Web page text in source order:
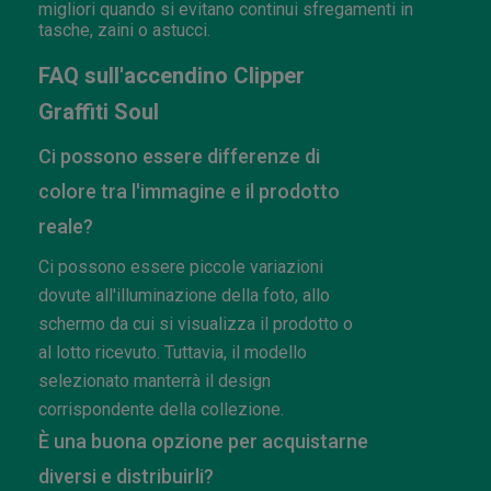
migliori quando si evitano continui sfregamenti in
tasche, zaini o astucci.
FAQ sull'accendino Clipper
Graffiti Soul
Ci possono essere differenze di
colore tra l'immagine e il prodotto
reale?
Ci possono essere piccole variazioni
dovute all'illuminazione della foto, allo
schermo da cui si visualizza il prodotto o
al lotto ricevuto. Tuttavia, il modello
selezionato manterrà il design
corrispondente della collezione.
È una buona opzione per acquistarne
diversi e distribuirli?